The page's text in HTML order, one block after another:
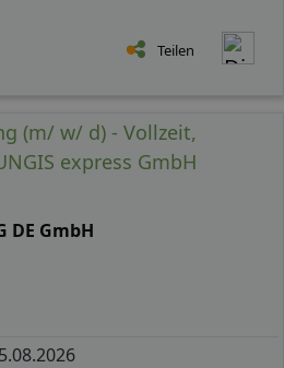
Teilen
(m/ w/ d) - Vollzeit,
express GmbH
DE GmbH